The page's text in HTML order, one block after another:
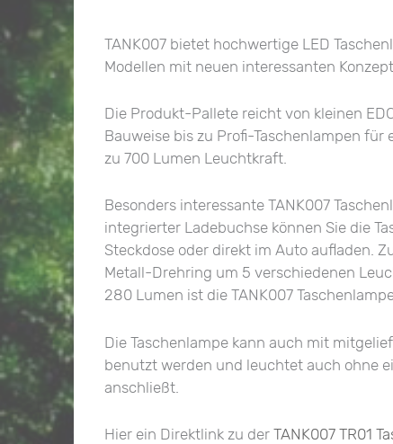
TANK007 bietet hochwertige LED
Modellen mit neuen interessanten
Die Produkt-Pallete reicht von kleinen
Bauweise bis zu Profi-Taschenlampen
zu 700 Lumen Leuchtkraft.
Besonders interessante TANK007
integrierter Ladebuchse können Sie die
Steckdose oder direkt im Auto aufladen.
Metall-Drehring um 5 verschiedenen
280 Lumen ist die TANK007
Die Taschenlampe kann auch mit
benutzt werden und leuchtet auch ohne
anschließt.
Hier ein Direktlink zu der TANK007 TR01